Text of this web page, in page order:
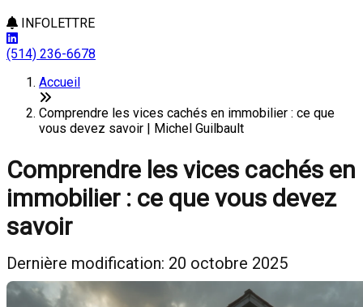
INFOLETTRE
(514) 236-6678
Accueil
Comprendre les vices cachés en immobilier : ce que
vous devez savoir | Michel Guilbault
Comprendre les vices cachés en
immobilier : ce que vous devez
savoir
Dernière modification: 20 octobre 2025